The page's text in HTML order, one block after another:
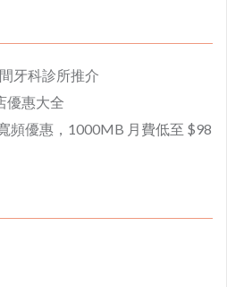
牙科診所推介
優惠大全
頻優惠，1000MB 月費低至 $98